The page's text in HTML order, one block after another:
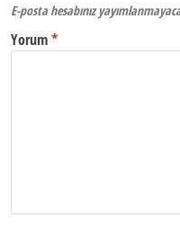
E-posta hesabınız
Yorum*